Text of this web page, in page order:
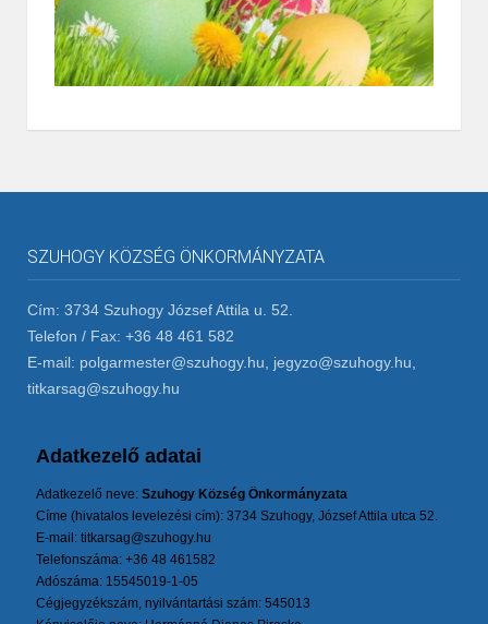
SZUHOGY KÖZSÉG ÖNKORMÁNYZATA
Cím: 3734 Szuhogy József Attila u. 52.
Telefon / Fax: +36 48 461 582
E-mail: polgarmester@szuhogy.hu, jegyzo@szuhogy.hu,
titkarsag@szuhogy.hu